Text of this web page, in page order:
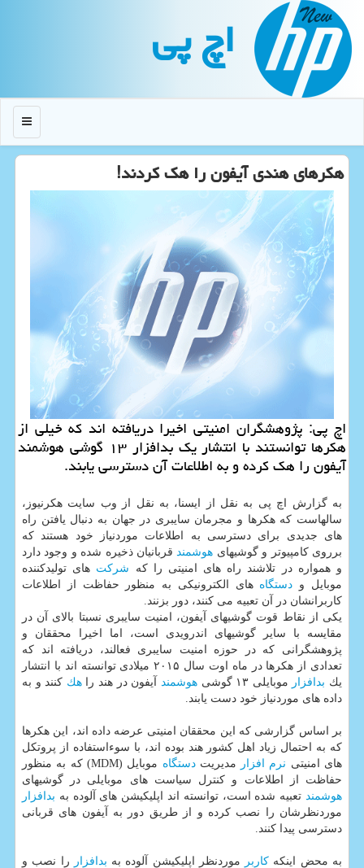
اچ پی
منو
هكرهای هندی آیفون را هك كردند!
اچ پی: پژوهشگران امنیتی اخیرا دریافته اند كه خیلی از
هكرها توانستند با انتشار یك بدافزار ۱۳ گوشی هوشمند
آیفون را هك كرده و به اطلاعات آن دسترسی یابند.
به گزارش اچ پی به نقل از ایسنا، به نقل از وب سایت هكرنیوز،
سالهاست كه هكرها و مجرمان سایبری در جهان به دنبال یافتن راه
های جدیدی برای دسترسی به اطلاعات موردنیاز خود هستند كه
برروی كامپیوتر و گوشیهای هوشمند قربانیان ذخیره شده و وجود دارد
و همواره در تلاشند راه های امنیتی را كه شركت های تولیدكننده
موبایل و دستگاه های الكترونیكی به منظور حفاظت از اطلاعات
كاربرانشان در آن تعبیه می كنند، دور بزنند.
یكی از نقاط قوت گوشیهای آیفون، امنیت سایبری نسبتا بالای آن در
مقایسه با سایر گوشیهای اندرویدی است، اما اخیرا محققان و
پژوهشگرانی كه در حوزه امنیت سایبری فعالند، دریافته اند كه
تعدادی از هكرها در ماه اوت سال ۲۰۱۵ میلادی توانسته اند با انتشار
یك بدافزار موبایلی ۱۳ گوشی هوشمند آیفون در هند راهك كنند و به
داده های موردنیاز خود دست یابند.
بر اساس گزارشی كه این محققان امنیتی عرضه داده اند، این هكرها
كه به احتمال زیاد اهل كشور هند بوده اند، با سوءاستفاده از پروتكل
های امنیتی نرم افزار مدیریتدستگاه
موبایل (MDM) كه به منظور
حفاظت از اطلاعات و كنترل سیاست های موبایلی در گوشیهای
هوشمند تعبیه شده است، توانسته اند اپلیكیشن های آلوده به بدافزار
موردنظرشان را نصب كرده و از طریق دور به آیفون های قربانی
دسترسی پیدا كنند.
به محض اینكه كاربر موردنظر اپلیكیشن آلوده به بدافزار
را نصب و